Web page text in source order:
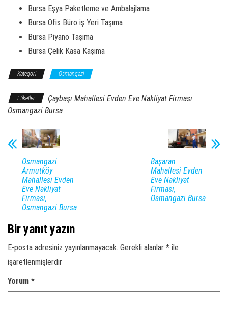
Bursa Eşya Paketleme ve Ambalajlama
Bursa Ofis Büro iş Yeri Taşıma
Bursa Piyano Taşıma
Bursa Çelik Kasa Kaşıma
Kategori Osmangazi
Etiketler
Çaybaşı Mahallesi Evden Eve Nakliyat Firması
Osmangazi Bursa
Osmangazi
Armutköy
Mahallesi Evden
Eve Nakliyat
Firması,
Osmangazi Bursa
Başaran
Mahallesi Evden
Eve Nakliyat
Firması,
Osmangazi Bursa
Bir yanıt yazın
E-posta adresiniz yayınlanmayacak. Gerekli alanlar * ile
işaretlenmişlerdir
Yorum *